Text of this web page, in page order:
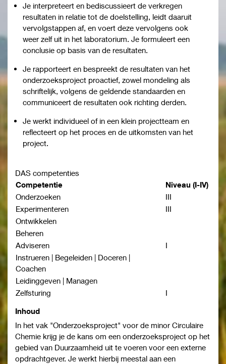
Je interpreteert en bediscussieert de verkregen
resultaten in relatie tot de doelstelling, leidt daaruit
vervolgstappen af, en voert deze vervolgens ook
weer zelf uit in het laboratorium. Je formuleert een
conclusie op basis van de resultaten.
Je rapporteert en bespreekt de resultaten van het
onderzoeksproject proactief, zowel mondeling als
schriftelijk, volgens de geldende standaarden en
communiceert de resultaten ook richting derden.
Je werkt individueel of in een klein projectteam en
reflecteert op het proces en de uitkomsten van het
project.
DAS competenties
Competentie
Niveau (I-IV)
Onderzoeken
III
Experimenteren
III
Ontwikkelen
Beheren
Adviseren
I
Instrueren | Begeleiden | Doceren |
Coachen
Leidinggeven | Managen
Zelfsturing
I
Inhoud
In het vak "Onderzoeksproject" voor de minor Circulaire
Chemie krijg je de kans om een onderzoeksproject op het
gebied van Duurzaamheid uit te voeren voor een externe
opdrachtgever. Je werkt hierbij meestal aan een